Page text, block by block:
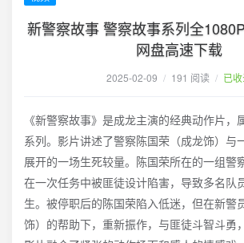
新警察故事 警察故事系列全
网盘高速下载
2025-02-09 / 191 阅读 / 已
《新警察故事》是成龙主演的经典动作片，
系列。影片讲述了警察陈国荣（成龙饰）与
展开的一场生死较量。陈国荣所在的一组警
在一次任务中被匪徒设计陷害，导致多名队
生。被停职后的陈国荣陷入低迷，但在新警
饰）的帮助下，重新振作，与匪徒斗智斗勇